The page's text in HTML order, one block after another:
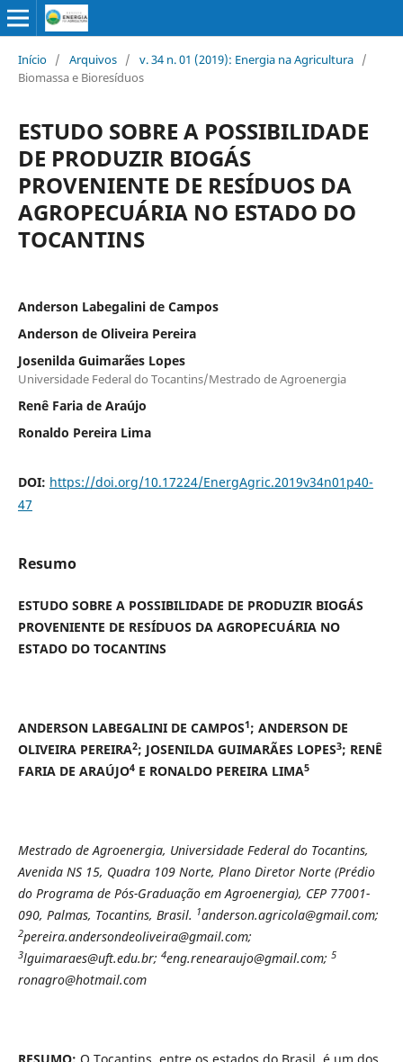
Início / Arquivos / v. 34 n. 01 (2019): Energia na Agricultura /
Biomassa e Bioresíduos
ESTUDO SOBRE A POSSIBILIDADE
DE PRODUZIR BIOGÁS
PROVENIENTE DE RESÍDUOS DA
AGROPECUÁRIA NO ESTADO DO
TOCANTINS
Anderson Labegalini de Campos
Anderson de Oliveira Pereira
Josenilda Guimarães Lopes
Universidade Federal do Tocantins/Mestrado de Agroenergia
Renê Faria de Araújo
Ronaldo Pereira Lima
DOI: https://doi.org/10.17224/EnergAgric.2019v34n01p40-
47
Resumo
ESTUDO SOBRE A POSSIBILIDADE DE PRODUZIR BIOGÁS
PROVENIENTE DE RESÍDUOS DA AGROPECUÁRIA NO
ESTADO DO TOCANTINS
ANDERSON LABEGALINI DE CAMPOS1; ANDERSON DE
OLIVEIRA PEREIRA2; JOSENILDA GUIMARÃES LOPES3; RENÊ
FARIA DE ARAÚJO4E RONALDO PEREIRA LIMA5
Mestrado de Agroenergia, Universidade Federal do Tocantins,
Avenida NS 15, Quadra 109 Norte, Plano Diretor Norte (Prédio
do Programa de Pós-Graduação em Agroenergia), CEP 77001-
090, Palmas, Tocantins, Brasil. 1anderson.agricola@gmail.com;
2pereira.andersondeoliveira@gmail.com;
3lguimaraes@uft.edu.br; 4eng.renearaujo@gmail.com; 5
ronagro@hotmail.com